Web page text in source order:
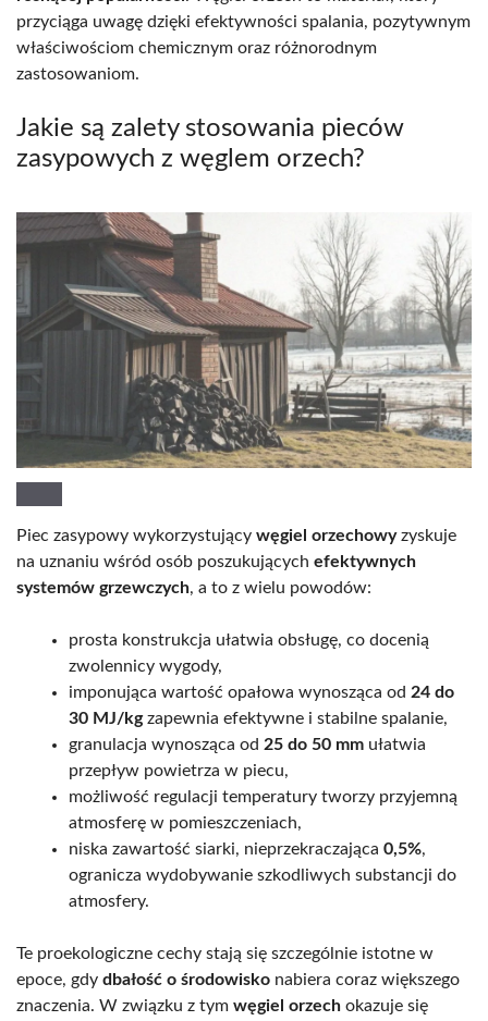
przyciąga uwagę dzięki efektywności spalania, pozytywnym
właściwościom chemicznym oraz różnorodnym
zastosowaniom.
Jakie są zalety stosowania pieców
zasypowych z węglem orzech?
Piec zasypowy wykorzystujący węgiel orzechowyzyskuje
na uznaniu wśród osób poszukujących efektywnych
systemów grzewczych, a to z wielu powodów:
prosta konstrukcja ułatwia obsługę, co docenią
zwolennicy wygody,
imponująca wartość opałowa wynosząca od 24 do
30 MJ/kgzapewnia efektywne i stabilne spalanie,
granulacja wynosząca od 25 do 50 mm ułatwia
przepływ powietrza w piecu,
możliwość regulacji temperatury tworzy przyjemną
atmosferę w pomieszczeniach,
niska zawartość siarki, nieprzekraczająca 0,5%,
ogranicza wydobywanie szkodliwych substancji do
atmosfery.
Te proekologiczne cechy stają się szczególnie istotne w
epoce, gdy dbałość o środowisko nabiera coraz większego
znaczenia. W związku z tym węgiel orzech okazuje się